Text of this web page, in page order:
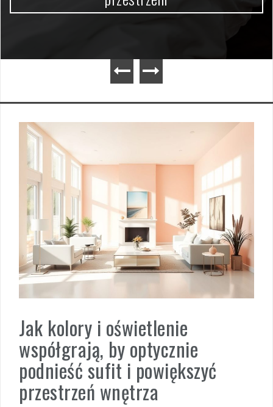
Jak kolory i oświetlenie
współgrają, by optycznie
podnieść sufit i powiększyć
przestrzeń wnętrza